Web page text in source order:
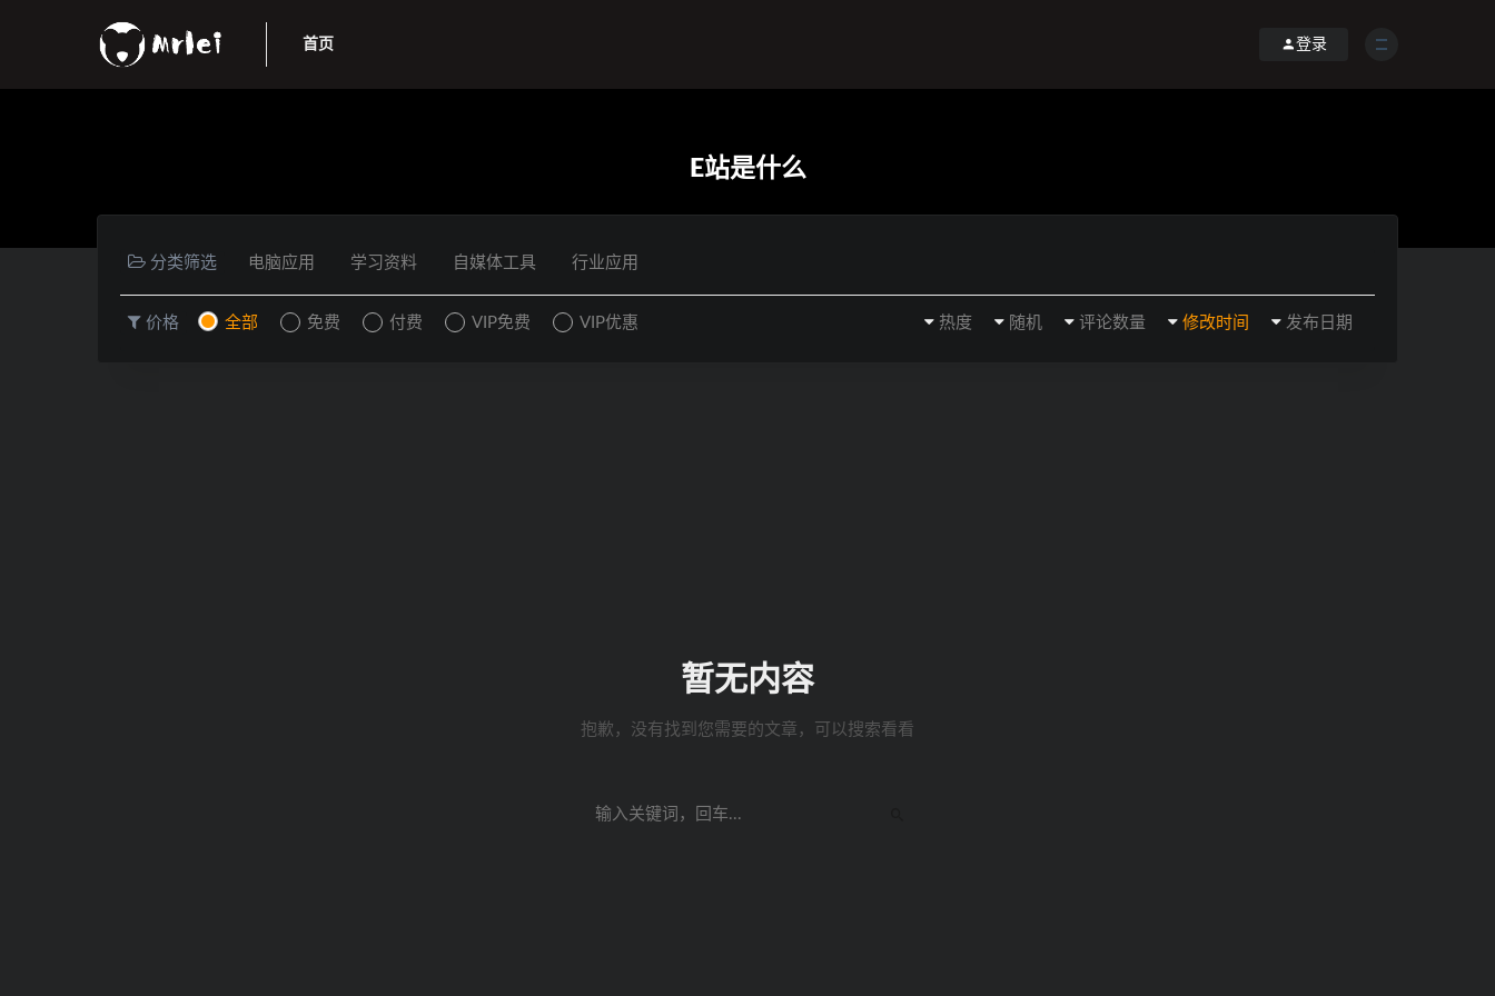
首页 登录
E站是什么
分类筛选 电脑应用 学习资料 自媒体工具 行业应用
价格 全部 免费 付费 VIP免费 VIP优惠 发布日期
修改时间
评论数量
随机
热度
暂无内容
抱歉，没有找到您需要的文章，可以搜索看看